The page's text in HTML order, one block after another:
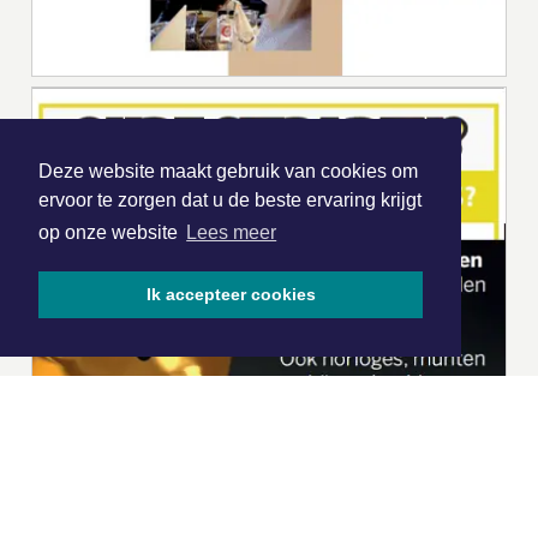
Deze website maakt gebruik van cookies om
ervoor te zorgen dat u de beste ervaring krijgt
op onze website Lees meer
Ik accepteer cookies